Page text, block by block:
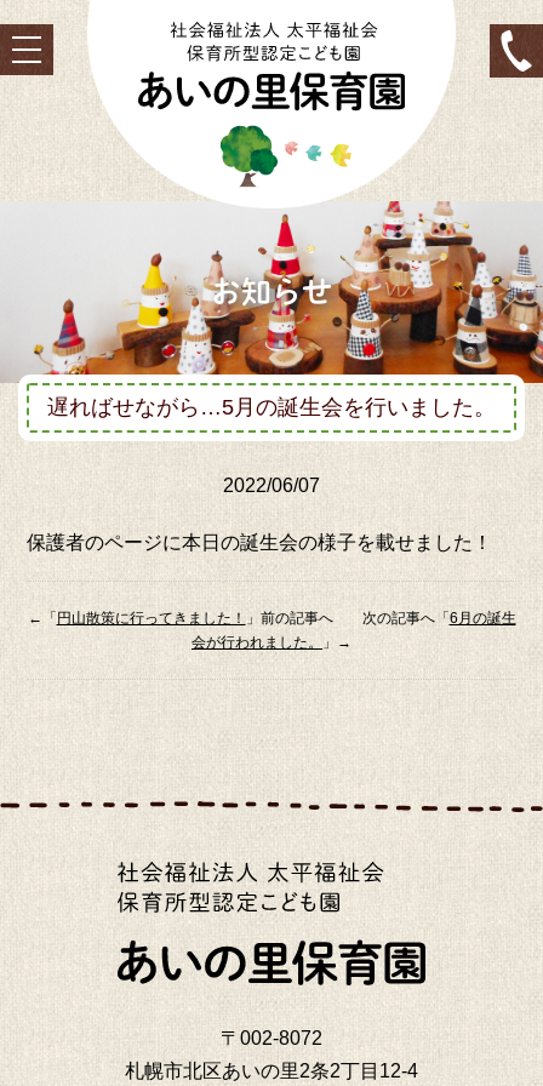
toggle
navigation
お知らせ
遅ればせながら…5月の誕生会を行いました。
2022/06/07
保護者のページに本日の誕生会の様子を載せました！
←「円山散策に行ってきました！ 」前の記事へ 次の記事へ「6月の誕生
会が行われました。
」→
〒002-8072
札幌市北区あいの里2条2丁目12-4